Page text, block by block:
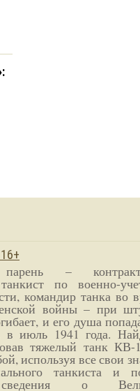
–
по военно-
командир танка во
войны – при
и его душа
в июль 1941 года.
тяжелый танк
используя все свои
танкиста и
о